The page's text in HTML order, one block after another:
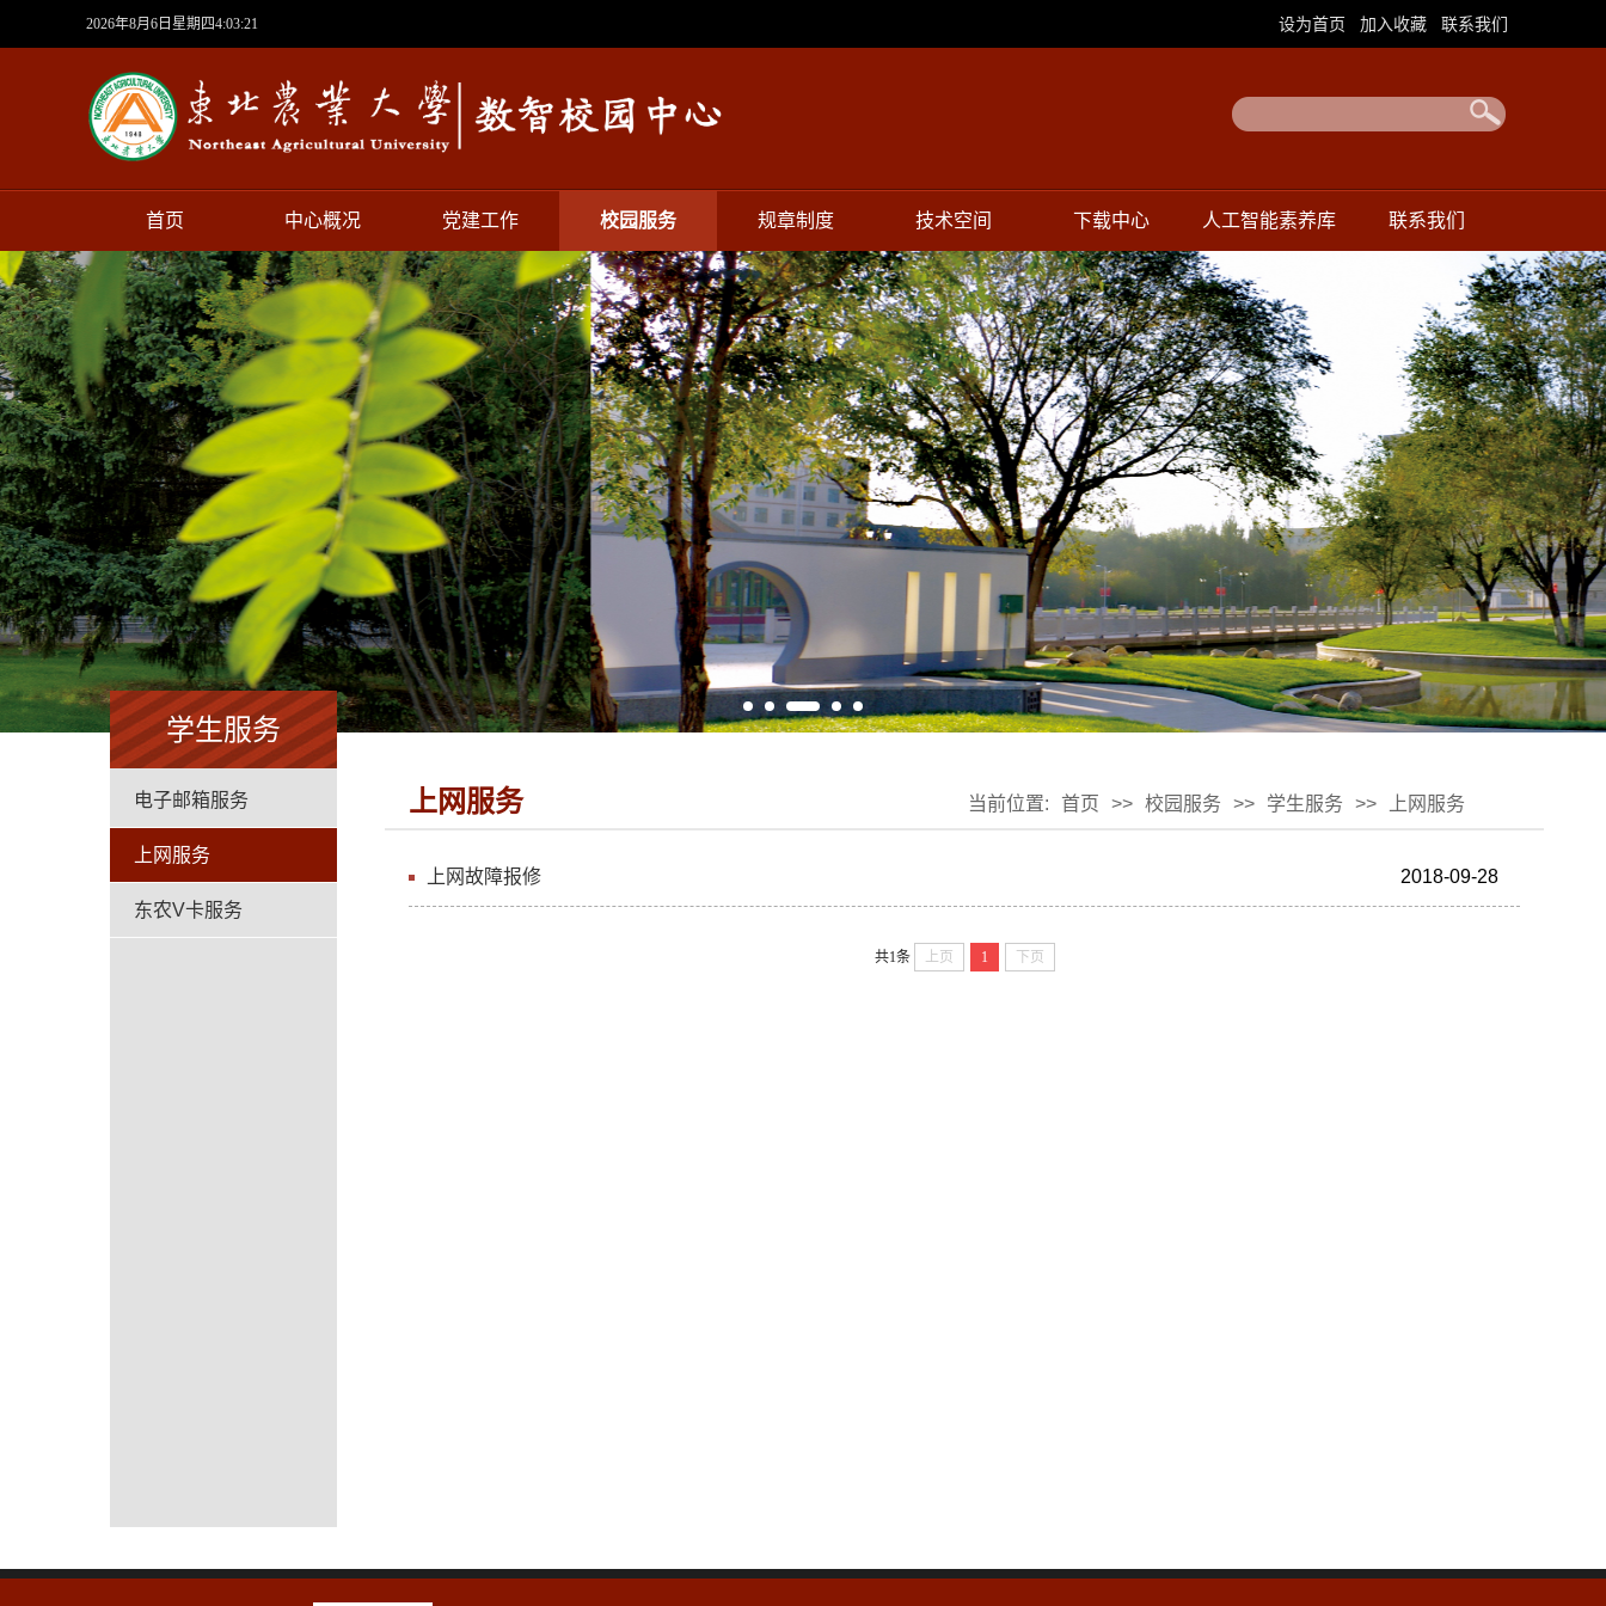
2026年8月6日星期四4:03:21 设为首页 加入收藏 联系我们
首页 中心概况 党建工作 校园服务 规章制度 技术空间 下载中心 人工智能素养库 联系我们
学生服务
电子邮箱服务
上网服务
东农V卡服务
上网服务 当前位置: 首页 >> 校园服务 >> 学生服务 >> 上网服务
上网故障报修 2018-09-28
共1条 上页 1 下页